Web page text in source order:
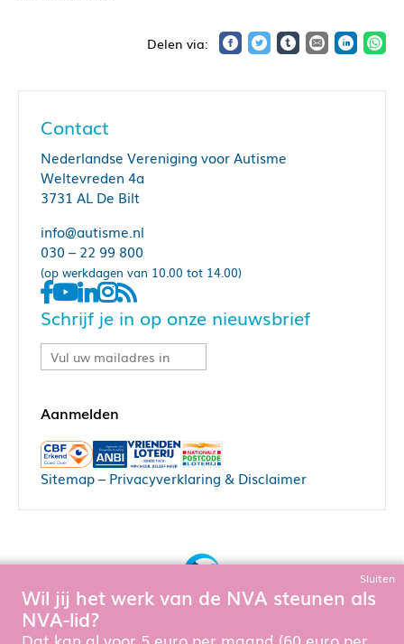
Contact
Nederlandse Vereniging voor Autisme
Weltevreden 4a
3731 AL De Bilt
info@autisme.nl
030 – 22 99 800
(op werkdagen van 10.00 tot 14.00)
Schrijf je in op onze nieuwsbrief
Sitemap– Privacyverklaring & Disclaimer
Om de website goed te laten functioneren en te verbeteren
Sluiten
Wil jij het werk van de NVA steunen als
NVA-lid?